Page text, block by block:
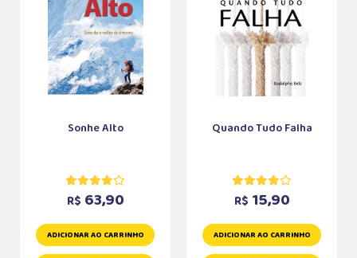
Sonhe Alto
R$ 63,90
ADICIONAR AO CARRINHO
Quando Tudo Falha
R$ 15,90
ADICIONAR AO CARRINHO